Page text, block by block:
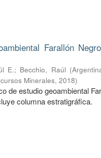
Farallón
E.; Becchio, Raúl (
Minerales,2018)
de estudio geoambiental
columna estratigráfica.